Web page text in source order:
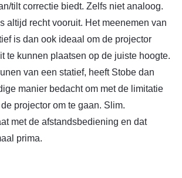
tilt correctie biedt. Zelfs niet analoog.
altijd recht vooruit. Het meenemen van
is dan ook ideaal om de projector
te kunnen plaatsen op de juiste hoogte.
van een statief, heeft Stobe dan
manier bedacht om met de limitatie
projector om te gaan. Slim.
met de afstandsbediening en dat
prima.